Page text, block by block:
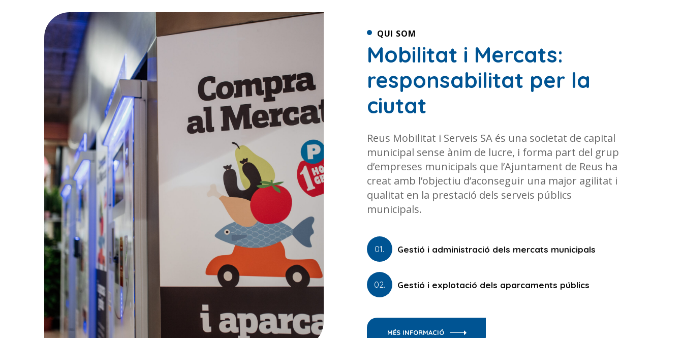
QUI SOM
Mobilitat i Mercats:
responsabilitat per la
ciutat
Reus Mobilitat i Serveis SA és una societat de capital
municipal sense ànim de lucre, i forma part del grup
d’empreses municipals que l’Ajuntament de Reus ha
creat amb l’objectiu d’aconseguir una major agilitat i
qualitat en la prestació dels serveis públics
municipals.
01. Gestió i administració dels mercats municipals
02. Gestió i explotació dels aparcaments públics
MÉS INFORMACIÓ